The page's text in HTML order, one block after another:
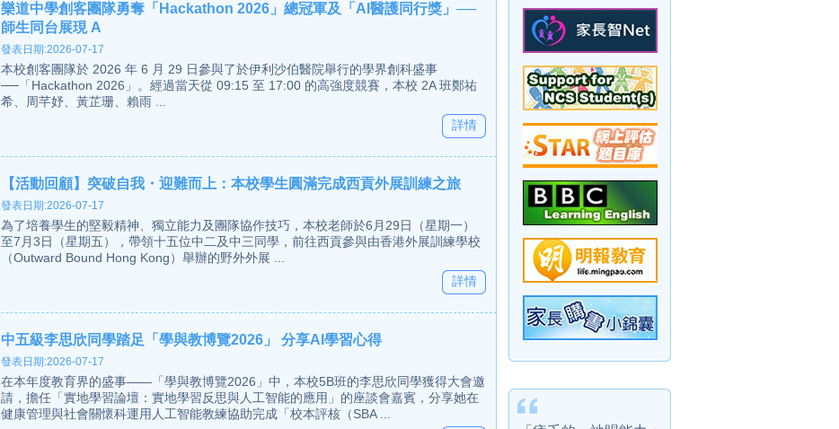
樂道中學創客團隊勇奪「Hackathon 2026」總冠軍及「AI醫護同行獎」──
師生同台展現 A
發表日期:2026-07-17
本校創客團隊於 2026 年 6 月 29 日參與了於伊利沙伯醫院舉行的學界創科盛事
──「Hackathon 2026」。經過當天從 09:15 至 17:00 的高強度競賽，本校 2A 班鄭祐
希、周芊妤、黃芷珊、賴雨 ...
詳情
【活動回顧】突破自我・迎難而上：本校學生圓滿完成西貢外展訓練之旅
發表日期:2026-07-17
為了培養學生的堅毅精神、獨立能力及團隊協作技巧，本校老師於6月29日（星期一）
至7月3日（星期五），帶領十五位中二及中三同學，前往西貢參與由香港外展訓練學校
（Outward Bound Hong Kong）舉辦的野外外展 ...
詳情
中五級李思欣同學踏足「學與教博覽2026」 分享AI學習心得
發表日期:2026-07-17
在本年度教育界的盛事——「學與教博覽2026」中，本校5B班的李思欣同學獲得大會邀
請，擔任「實地學習論壇：實地學習反思與人工智能的應用」的座談會嘉賓，分享她在
健康管理與社會關懷科運用人工智能教練協助完成「校本評核（SBA ...